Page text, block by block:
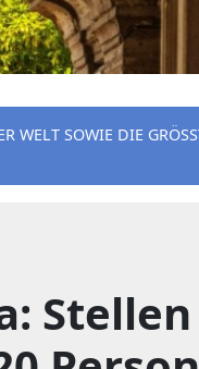
SOWIE DIE GRÖSSTE